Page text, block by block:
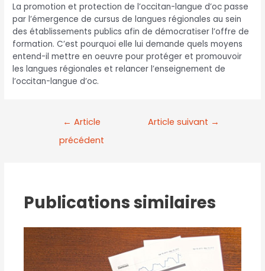
La promotion et protection de l’occitan-langue d’oc passe
par l’émergence de cursus de langues régionales au sein
des établissements publics afin de démocratiser l’offre de
formation. C’est pourquoi elle lui demande quels moyens
entend-il mettre en oeuvre pour protéger et promouvoir
les langues régionales et relancer l’enseignement de
l’occitan-langue d’oc.
← Article
précédent
Article suivant →
Publications similaires